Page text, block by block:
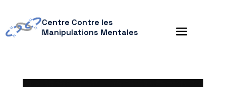
Centre Contre les
Manipulations Mentales